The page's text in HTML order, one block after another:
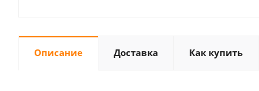
Описание Доставка Как купить